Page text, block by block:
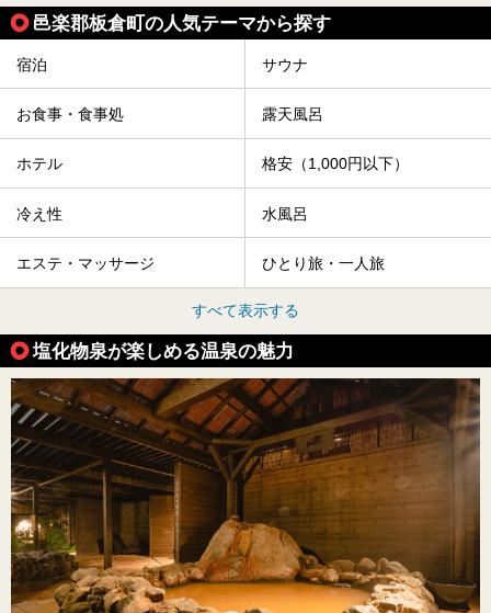
邑楽郡板倉町の人気テーマから探す
宿泊 サウナ
お食事・食事処 露天風呂
ホテル 格安（1,000円以下）
冷え性 水風呂
エステ・マッサージ ひとり旅・一人旅
すべて表示する
塩化物泉が楽しめる温泉の魅力